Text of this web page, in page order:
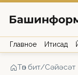
Главное Иҡтисад
Төп бит/Сәйәсәт